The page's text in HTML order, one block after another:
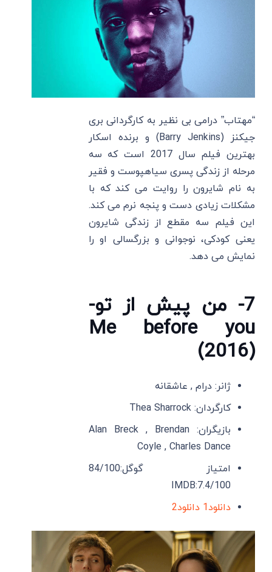
“مهتاب” درامی بی نظیر به کارگردانی بری
جیکنز (Barry Jenkins) و برنده اسکار
بهترین فیلم سال 2017 است که سه
مرحله از زندگی پسری سیاهپوست و فقیر
به نام شایرون را روایت می کند که با
مشکلات زیادی دست و پنجه نرم می کند.
این فیلم سه مقطع از زندگی شایرون
یعنی کودکی، نوجوانی و بزرگسالی او را
نمایش می دهد.
7- من پیش از تو-
Me before you
(2016)
ژانر: درام , عاشقانه
کارگردان: Thea Sharrock
بازیگران: Alan Breck , Brendan
Coyle , Charles Dance
امتیاز گوگل:84/100
IMDB:7.4/100
دانلود1
دانلود2